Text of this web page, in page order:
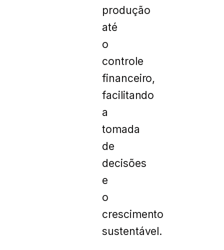
produção
até
o
controle
financeiro,
facilitando
a
tomada
de
decisões
e
o
crescimento
sustentável.